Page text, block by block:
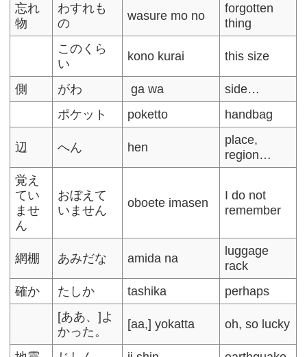
忘れ
物
わすれも
の
wasure mo no
forgotten
thing
このくら
い
kono kurai this size
側 がわ ga wa
side…
ポケット
poketto handbag
辺 へん hen
place,
region…
覚え
てい
ませ
ん
おぼえて
いません
oboete imasen
I do not
remember
網棚 あみだな amida na
luggage
rack
確か
たしか tashika
perhaps
[ああ、]よ
かった。
[aa,] yokatta oh, so lucky